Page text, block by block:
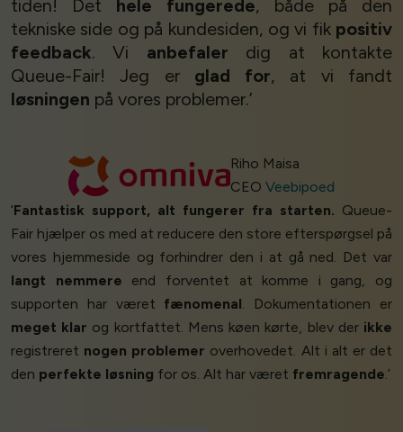
tiden! Det hele fungerede, både på den
tekniske side og på kundesiden, og vi fik positiv
feedback. Vi anbefaler dig at kontakte
Queue-Fair! Jeg er glad for, at vi fandt
løsningen på vores problemer.’
Riho Maisa
CEO Veebipoed
‘Fantastisk support, alt fungerer fra starten. Queue-
Fair hjælper os med at reducere den store efterspørgsel på
vores hjemmeside og forhindrer den i at gå ned. Det var
langt nemmere end forventet at komme i gang, og
supporten har været fænomenal. Dokumentationen er
meget klar og kortfattet. Mens køen kørte, blev der ikke
registreret nogen problemer overhovedet. Alt i alt er det
den perfekte løsning for os. Alt har været fremragende.’